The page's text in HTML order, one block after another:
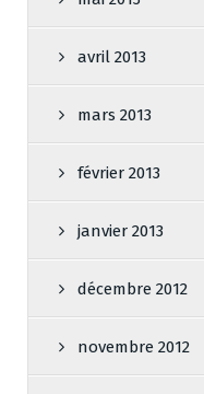
avril 2013
mars 2013
février 2013
janvier 2013
décembre 2012
novembre 2012